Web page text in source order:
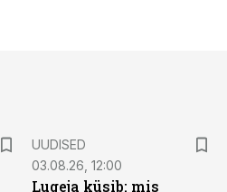
UUDISED
03.08.26, 12:00
Lugeja küsib: mis